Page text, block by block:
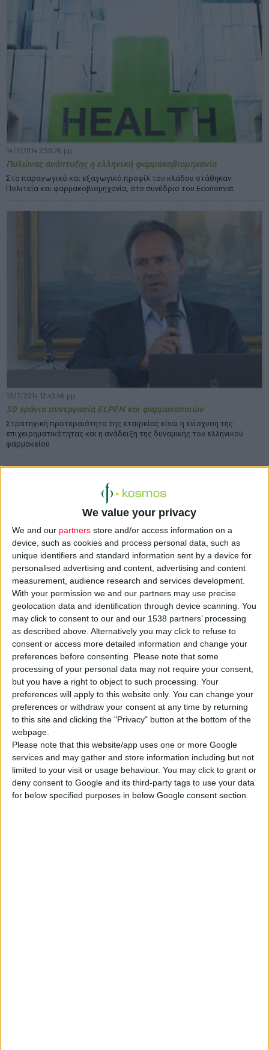
We value your privacy
We and our partners store and/or access information on a
device, such as cookies and process personal data, such as
unique identifiers and standard information sent by a device for
personalised advertising and content, advertising and content
measurement, audience research and services development.
With your permission we and our partners may use precise
geolocation data and identification through device scanning. You
may click to consent to our and our 1538 partners’ processing
as described above. Alternatively you may click to refuse to
consent or access more detailed information and change your
preferences before consenting.
Please note that some
processing of your personal data may not require your consent,
but you have a right to object to such processing. Your
preferences will apply to this website only. You can change your
preferences or withdraw your consent at any time by returning
to this site and clicking the "Privacy" button at the bottom of the
webpage.
Please note that this website/app uses one or more Google
services and may gather and store information including but not
limited to your visit or usage behaviour. You may click to grant or
deny consent to Google and its third-party tags to use your data
for below specified purposes in below Google consent section.
14/7/2014 2:50:26 μμ
Πυλώνας ανάπτυξης η ελληνική φαρμακοβιομηχανία
Στο παραγωγικό και εξαγωγικό προφίλ του κλάδου στάθηκαν
Πολιτεία και φαρμακοβιομηχανία, στο συνέδριο του Economist
10/7/2014 12:43:46 μμ
50 χρόνια συνεργασία ELPEN και φαρμακοποιών
Στρατηγική προτεραιότητα της εταιρείας είναι η ενίσχυση της
επιχειρηματικότητας και η ανάδειξη της δυναμικής του ελληνικού
φαρμακείου
7/7/2014 9:47:16 πμ
Στο ΣτΕ καταφεύγει ο ΣΦΕΕ για το πλαφόν στα γενόσημα
Επικαλείται βλάβες στη δημόσια υγεία και έλλειψη επιστημονικών
κριτηρίων